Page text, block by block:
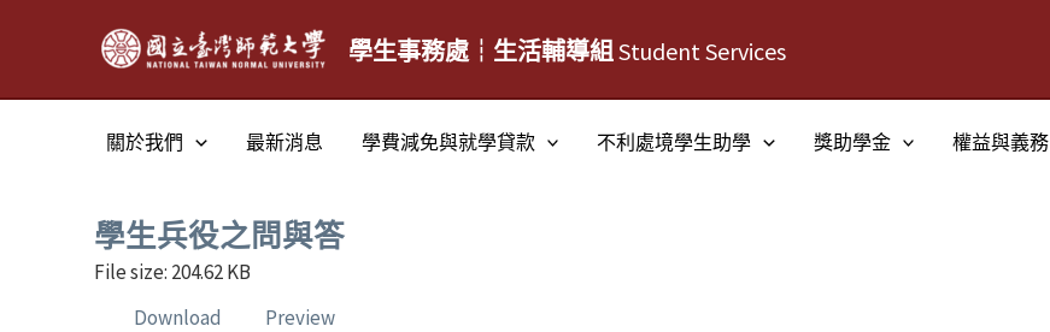
學生事務處┆生活輔導組Student Services
關於我們 最新消息 學費減免與就學貸款 不利處境學生助學 獎助學金 權益與義務
學生兵役之問與答
File size: 204.62 KB
Download
Preview